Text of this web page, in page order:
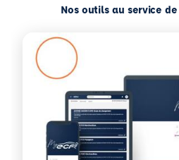
Nos outils au service